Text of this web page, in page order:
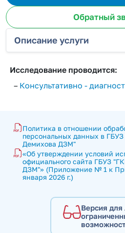
Обратный
Описание услуги
Исследование проводится:
– Консультативно -
Политика в отношении
персональных данных в
Демихова ДЗМ"
«Об утверждении условий
официального сайта ГБУЗ
ДЗМ"» (Приложение № 1 к
января 2026 г.)
Версия